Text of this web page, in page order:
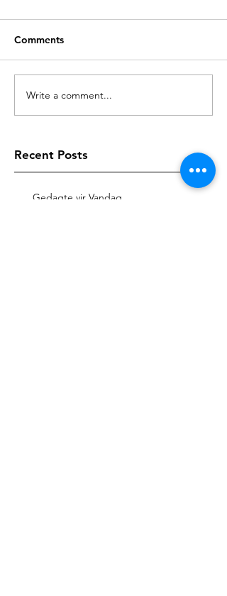
Comments
Write a comment...
Recent Posts
Gedagte vir Vandag